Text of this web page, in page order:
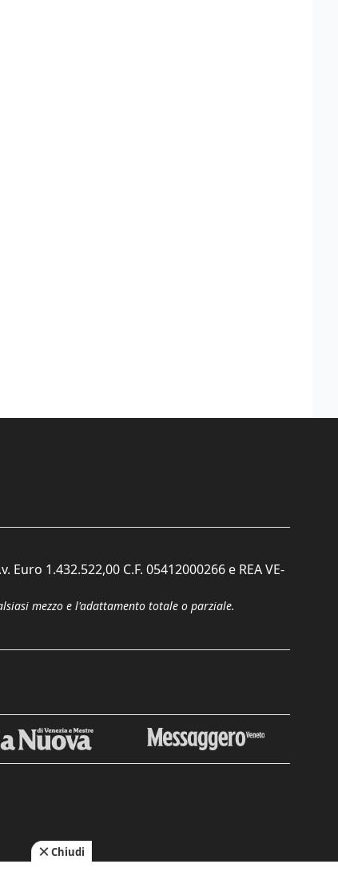
1.432.522,00 C.F. 05412000266 e REA VE-
mezzo e l'adattamento totale o parziale.
Chiudi